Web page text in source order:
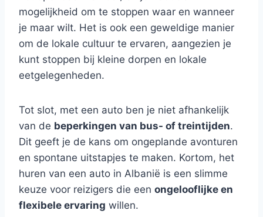
mogelijkheid om te stoppen waar en wanneer
je maar wilt. Het is ook een geweldige manier
om de lokale cultuur te ervaren, aangezien je
kunt stoppen bij kleine dorpen en lokale
eetgelegenheden.
Tot slot, met een auto ben je niet afhankelijk
van de beperkingen van bus- of treintijden.
Dit geeft je de kans om ongeplande avonturen
en spontane uitstapjes te maken. Kortom, het
huren van een auto in Albanië is een slimme
keuze voor reizigers die een ongelooflijke en
flexibele ervaring willen.